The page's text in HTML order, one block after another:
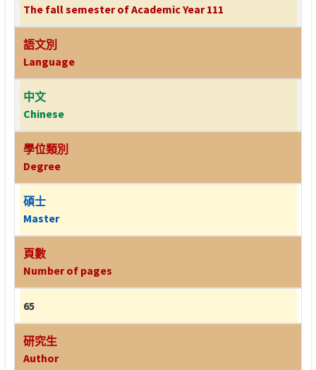
The fall semester of Academic Year 111
語文別
Language
中文
Chinese
學位類別
Degree
碩士
Master
頁數
Number of pages
65
研究生
Author